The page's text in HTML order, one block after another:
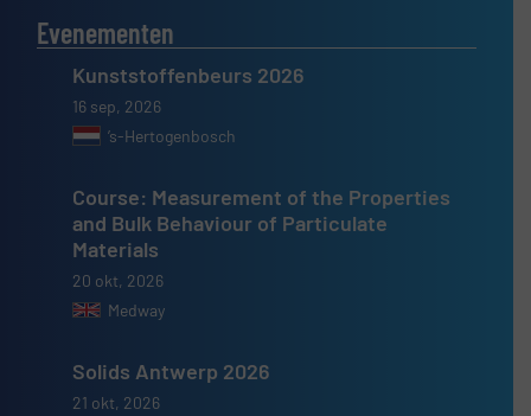
Evenementen
Kunststoffenbeurs 2026
16 sep, 2026
’s-Hertogenbosch
Course: Measurement of the Properties
and Bulk Behaviour of Particulate
Materials
20 okt, 2026
Medway
Solids Antwerp 2026
21 okt, 2026